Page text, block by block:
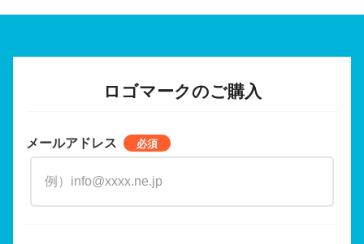
ロゴマークのご購入
メールアドレス